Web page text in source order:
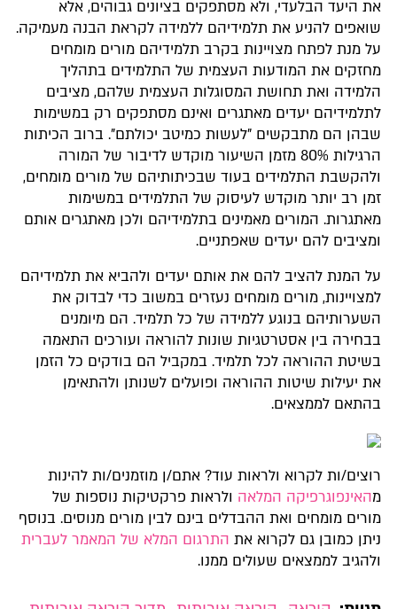
את היעד הבלעדי, ולא מסתפקים בציונים גבוהים, אלא
שואפים להניע את תלמידיהם ללמידה לקראת הבנה מעמיקה.
על מנת לפתח מצויינות בקרב תלמידיהם מורים מומחים
מחזקים את המודעות העצמית של התלמידים בתהליך
הלמידה ואת תחושת המסוגלות העצמית שלהם, מציבים
לתלמידיהם יעדים מאתגרים ואינם מסתפקים רק במשימות
שבהן הם מתבקשים "לעשות כמיטב יכולתם". ברוב הכיתות
הרגילות 80% מזמן השיעור מוקדש לדיבור של המורה
ולהקשבת התלמידים בעוד שבכיתותיהם של מורים מומחים,
זמן רב יותר מוקדש לעיסוק של התלמידים במשימות
מאתגרות. המורים מאמינים בתלמידיהם ולכן מאתגרים אותם
ומציבים להם יעדים שאפתניים.
על המנת להציב להם את אותם יעדים ולהביא את תלמידיהם
למצויינות, מורים מומחים נעזרים במשוב כדי לבדוק את
השערותיהם בנוגע ללמידה של כל תלמיד. הם מיומנים
בבחירה בין אסטרטגיות שונות להוראה ועורכים התאמה
בשיטת ההוראה לכל תלמיד. במקביל הם בודקים כל הזמן
את יעילות שיטות ההוראה ופועלים לשנותן ולהתאימן
בהתאם לממצאים.
רוצים/ות לקרוא ולראות עוד? אתם/ן מוזמנים/ות להינות
מהאינפוגרפיקה המלאה ולראות פרקטיקות נוספות של
מורים מומחים ואת ההבדלים בינם לבין מורים מנוסים. בנוסף
ניתן כמובן גם לקרוא את התרגום המלא של המאמר לעברית
ולהגיב לממצאים שעולים ממנו.